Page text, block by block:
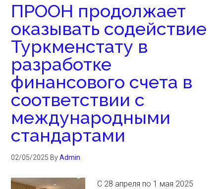
ПРООН продолжает
оказывать содействие
Туркменстату в
разработке
финансового счета в
соответствии с
международными
стандартами
02/05/2025 ByAdmin
С 28 апреля по 1 мая 2025